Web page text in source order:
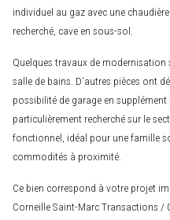
individuel au gaz avec une
recherché, cave en sous-sol.
Quelques travaux de
salle de bains. D’autres pièces ont
possibilité de garage en
particulièrement recherché sur le
fonctionnel, idéal pour une famille
commodités à proximité.
Ce bien correspond à votre projet
Corneille Saint-Marc Transactions /